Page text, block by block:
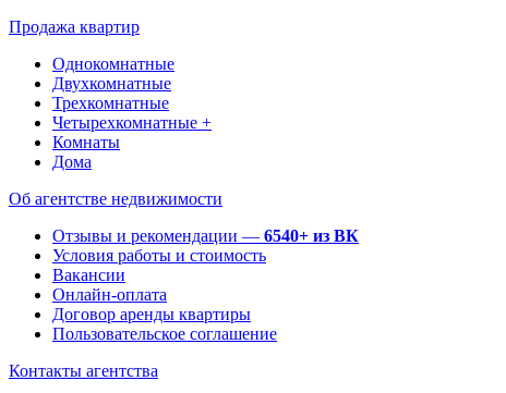
Продажа квартир
Однокомнатные
Двухкомнатные
Трехкомнатные
Четырехкомнатные +
Комнаты
Дома
Об агентстве недвижимости
Отзывы и рекомендации — 6540+ из ВК
Условия работы и стоимость
Вакансии
Онлайн-оплата
Договор аренды квартиры
Пользовательское соглашение
Контакты агентства